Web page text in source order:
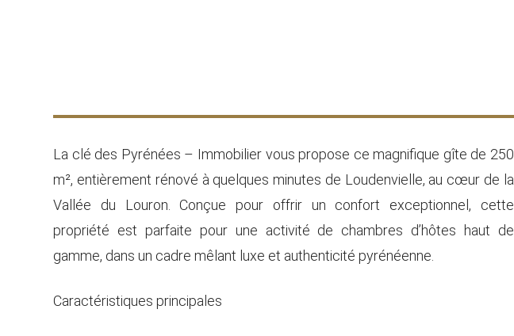
La clé des Pyrénées – Immobilier vous propose ce magnifique gîte de 250
m², entièrement rénové à quelques minutes de Loudenvielle, au cœur de la
Vallée du Louron. Conçue pour offrir un confort exceptionnel, cette
propriété est parfaite pour une activité de chambres d’hôtes haut de
gamme, dans un cadre mêlant luxe et authenticité pyrénéenne.
Caractéristiques principales